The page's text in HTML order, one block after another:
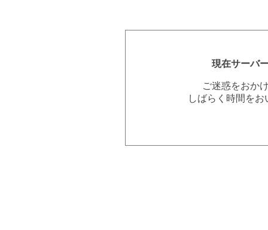
現在サーバ
ご迷惑をおか
しばらく時間を